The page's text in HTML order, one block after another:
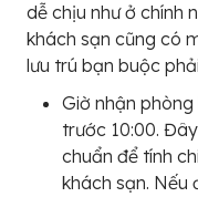
dễ chịu như ở chính
khách sạn cũng có
lưu trú bạn buộc
Giờ nhận
trước 10:00.
chuẩn để tính
khách sạn. Nếu